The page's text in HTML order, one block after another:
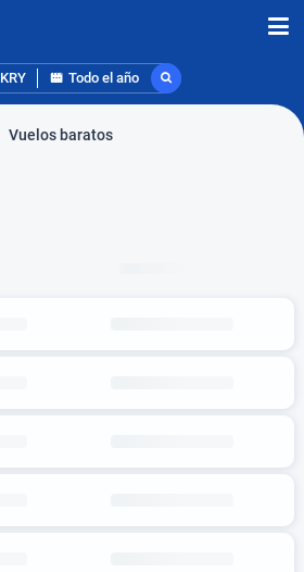
KRY Todo el año
Vuelos baratos